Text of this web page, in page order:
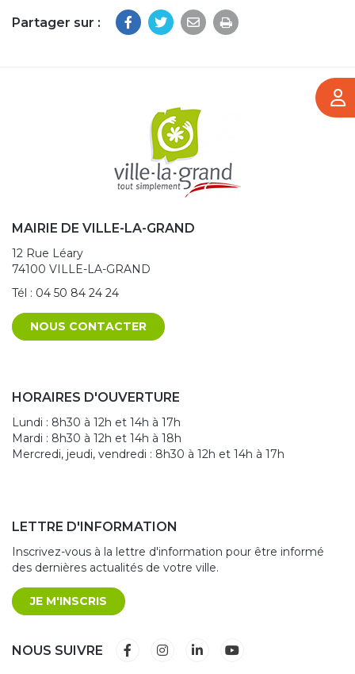
Partager sur : Imprimer la page
MAIRIE DE VILLE-LA-GRAND
12 Rue Léary
74100 VILLE-LA-GRAND
Tél : 04 50 84 24 24
NOUS CONTACTER
HORAIRES D'OUVERTURE
Lundi : 8h30 à 12h et 14h à 17h
Mardi : 8h30 à 12h et 14h à 18h
Mercredi, jeudi, vendredi : 8h30 à 12h et 14h à 17h
LETTRE D'INFORMATION
Inscrivez-vous à la lettre d'information pour être informé
des dernières actualités de votre ville.
JE M'INSCRIS
NOUS SUIVRE Lien vers le compte Facebook
Lien vers le compte Instagram
Lien vers le compte Linkedin
Lien vers la chaîne